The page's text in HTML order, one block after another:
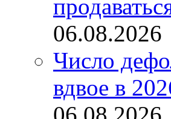
Число
вдвое в